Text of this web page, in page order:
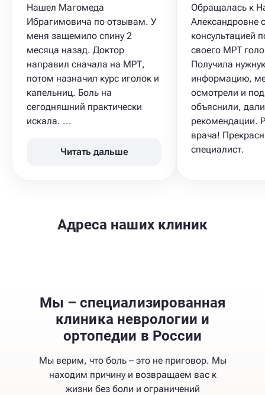
Нашел Магомеда
Ибрагимовича по отзывам. У
меня защемило спину 2
месяца назад. Доктор
направил сначала на МРТ,
потом назначил курс иголок и
капельниц. Боль на
сегодняшний практически
искала. ...
Читать дальше
Обращалась к
Александровне с
консультацией
своего МРТ
Получила
информацию,
осмотрели и
объяснили, дали
рекомендации.
врача!
специалист.
Адреса наших клиник
Мы – специализированная
клиника неврологии и
ортопедии в России
Мы верим, что боль – это не приговор. Мы
находим причину и возвращаем вас к
жизни без боли и ограничений